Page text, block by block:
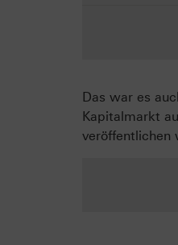
Das war es
Kapitalmarkt
veröffentlichen